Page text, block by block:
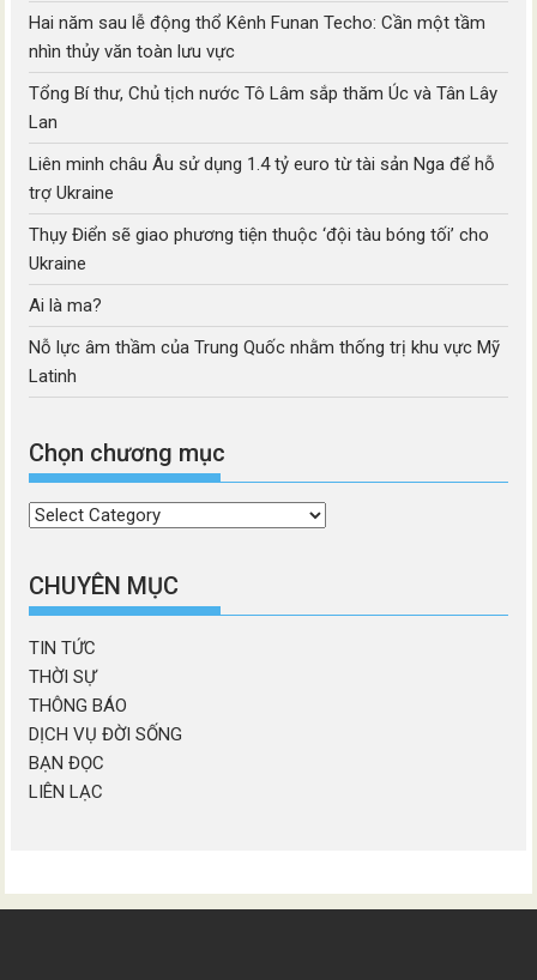
Hai năm sau lễ động thổ Kênh Funan Techo: Cần một tầm
nhìn thủy văn toàn lưu vực
Tổng Bí thư, Chủ tịch nước Tô Lâm sắp thăm Úc và Tân Lây
Lan
Liên minh châu Âu sử dụng 1.4 tỷ euro từ tài sản Nga để hỗ
trợ Ukraine
Thụy Điển sẽ giao phương tiện thuộc ‘đội tàu bóng tối’ cho
Ukraine
Ai là ma?
Nỗ lực âm thầm của Trung Quốc nhằm thống trị khu vực Mỹ
Latinh
Chọn chương mục
Chọn
mục
CHUYÊN MỤC
TIN TỨC
THỜI SỰ
THÔNG BÁO
DỊCH VỤ ĐỜI SỐNG
BẠN ĐỌC
LIÊN LẠC